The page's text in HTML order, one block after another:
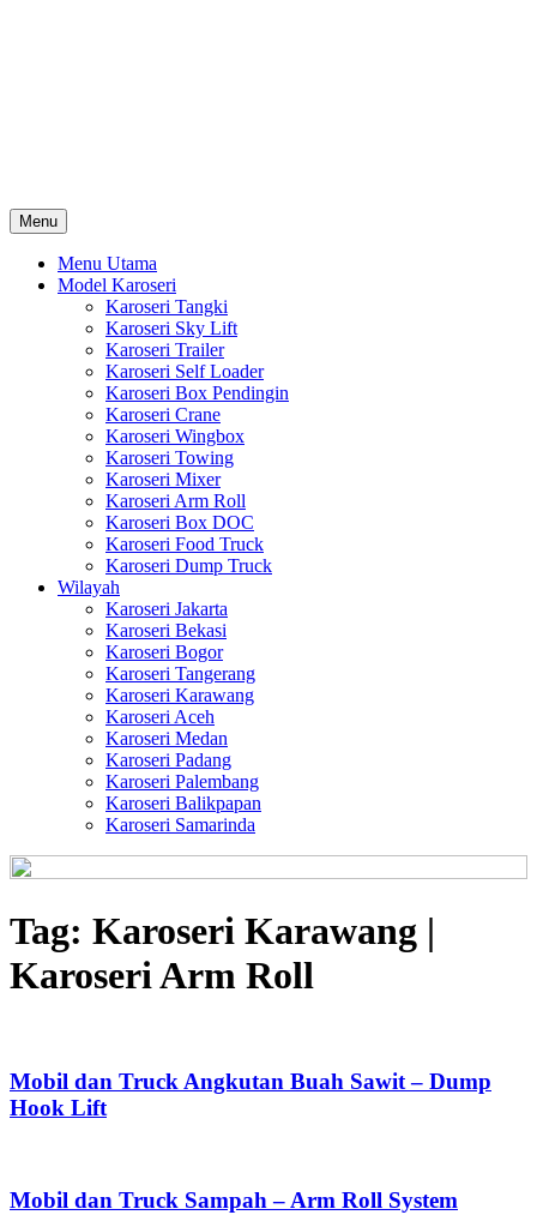
Menu
Menu Utama
Model Karoseri
Karoseri Tangki
Karoseri Sky Lift
Karoseri Trailer
Karoseri Self Loader
Karoseri Box Pendingin
Karoseri Crane
Karoseri Wingbox
Karoseri Towing
Karoseri Mixer
Karoseri Arm Roll
Karoseri Box DOC
Karoseri Food Truck
Karoseri Dump Truck
Wilayah
Karoseri Jakarta
Karoseri Bekasi
Karoseri Bogor
Karoseri Tangerang
Karoseri Karawang
Karoseri Aceh
Karoseri Medan
Karoseri Padang
Karoseri Palembang
Karoseri Balikpapan
Karoseri Samarinda
Tag: Karoseri Karawang |
Karoseri Arm Roll
Mobil dan Truck Angkutan Buah Sawit – Dump
Hook Lift
Mobil dan Truck Sampah – Arm Roll System